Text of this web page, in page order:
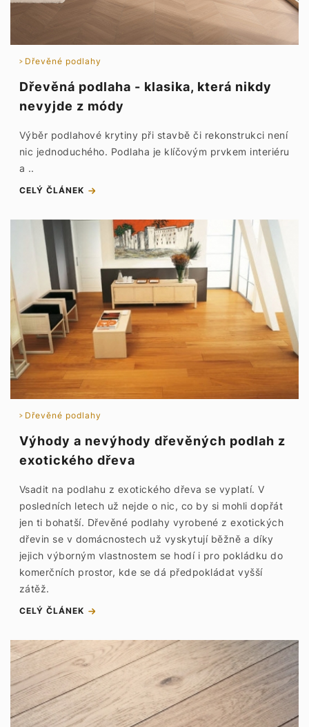
Dřevěné podlahy
Dřevěná podlaha - klasika, která nikdy
nevyjde z módy
Výběr podlahové krytiny při stavbě či rekonstrukci není
nic jednoduchého. Podlaha je klíčovým prvkem interiéru
a ..
CELÝ ČLÁNEK
Dřevěné podlahy
Výhody a nevýhody dřevěných podlah z
exotického dřeva
Vsadit na podlahu z exotického dřeva se vyplatí. V
posledních letech už nejde o nic, co by si mohli dopřát
jen ti bohatší. Dřevěné podlahy vyrobené z exotických
dřevin se v domácnostech už vyskytují běžně a díky
jejich výborným vlastnostem se hodí i pro pokládku do
komerčních prostor, kde se dá předpokládat vyšší
zátěž.
CELÝ ČLÁNEK